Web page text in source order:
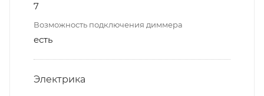
7
Возможность подключения диммера
есть
Электрика